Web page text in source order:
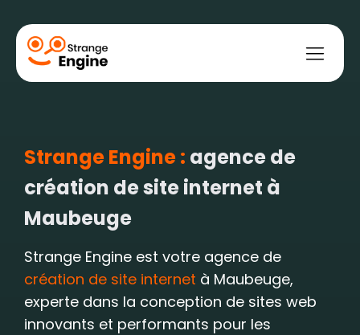
naturel
payant
webStrange Engine : agence de
création de site internet à
Maubeuge
Strange Engine est votre agence de
création de site internet à Maubeuge,
experte dans la conception de sites web
innovants et performants pour les